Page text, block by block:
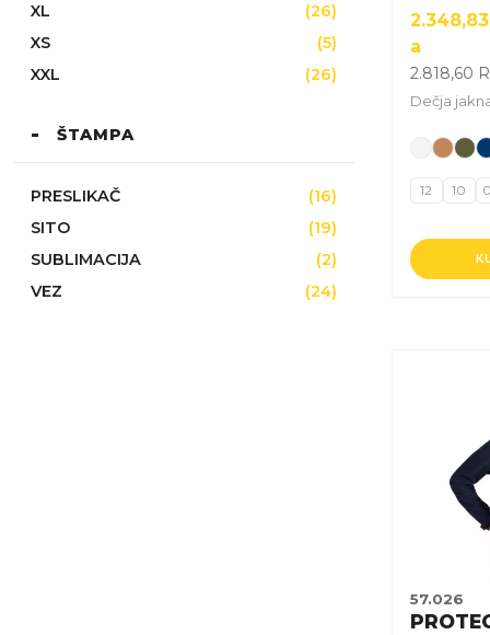
XL
(26)
XS
(5)
XXL
(26)
ŠTAMPA
PRESLIKAČ
(16)
SITO
(19)
SUBLIMACIJA
(2)
VEZ
(24)
2.348,83
a
2.818,60
Dečja
12 10
57.026
varijanti.
Opcije
izabrane
na